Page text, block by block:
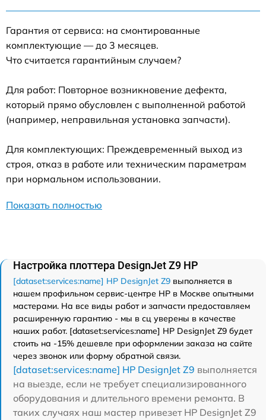
Гарантия от сервиса: на смонтированные
комплектующие — до 3 месяцев.
Что считается гарантийным случаем?
Для работ: Повторное возникновение дефекта,
который прямо обусловлен с выполненной работой
(например, неправильная установка запчасти).
Для комплектующих: Преждевременный выход из
строя, отказ в работе или техническим параметрам
при нормальном использовании.
Показать полностью
Настройка плоттера DesignJet Z9 HP
[dataset:services:name] HP DesignJet Z9 выполняется в
нашем профильном сервис-центре HP в Москве опытными
мастерами. На все виды работ и запчасти предоставляем
расширенную гарантию - мы в сц уверены в качестве
наших работ. [dataset:services:name] HP DesignJet Z9 будет
стоить на -15% дешевле при оформлении заказа на сайте
через звонок или форму обратной связи.
[dataset:services:name] HP DesignJet Z9 выполняется
на выезде, если не требует специализированного
оборудования и длительного времени ремонта. В
таких случаях наш мастер привезет HP DesignJet Z9